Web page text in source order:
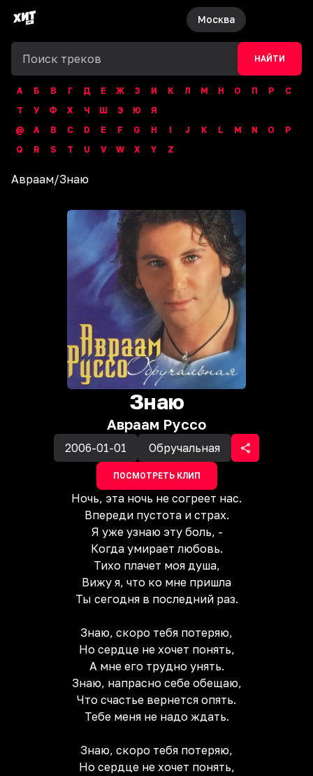
Москва
НАЙТИ
А Б В Г Д Е Ж З И К Л М Н О П Р
С
Т
У Ф Х Ч Ш Э Ю
Я
@
A B C D E F G H I J K L M N O
P
Q
R S T U V W X Y Z
Авраам/Знаю
Знаю
Авраам Руссо
2006-01-01 Обручальная
ПОСМОТРЕТЬ КЛИП
Ночь, эта ночь не согреет нас.
Впереди пустота и страх.
Я уже узнаю эту боль, -
Когда умирает любовь.
Тихо плачет моя душа,
Вижу я, что ко мне пришла
Ты сегодня в последний раз.
Знаю, скоро тебя потеряю,
Но сердце не хочет понять,
А мне его трудно унять.
Знаю, напрасно себе обещаю,
Что счастье вернется опять.
Тебе меня не надо ждать.
Знаю, скоро тебя потеряю,
Но сердце не хочет понять,